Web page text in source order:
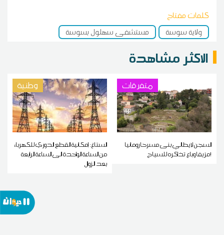
كلمات مفتاح
ولاية سوسة
مستشفى سهلول بسوسة
الاكثر مشاهدة
متفرقات
السجن لإيطالي بنى مسرحا رومانيا
مزيفا وباع تذاكره للسياح!
وطنية
الستاغ: إمكانية القطع الدوري للكهرباء
من الساعة الواحدة الى الساعة الرابعة
بعد الزوال